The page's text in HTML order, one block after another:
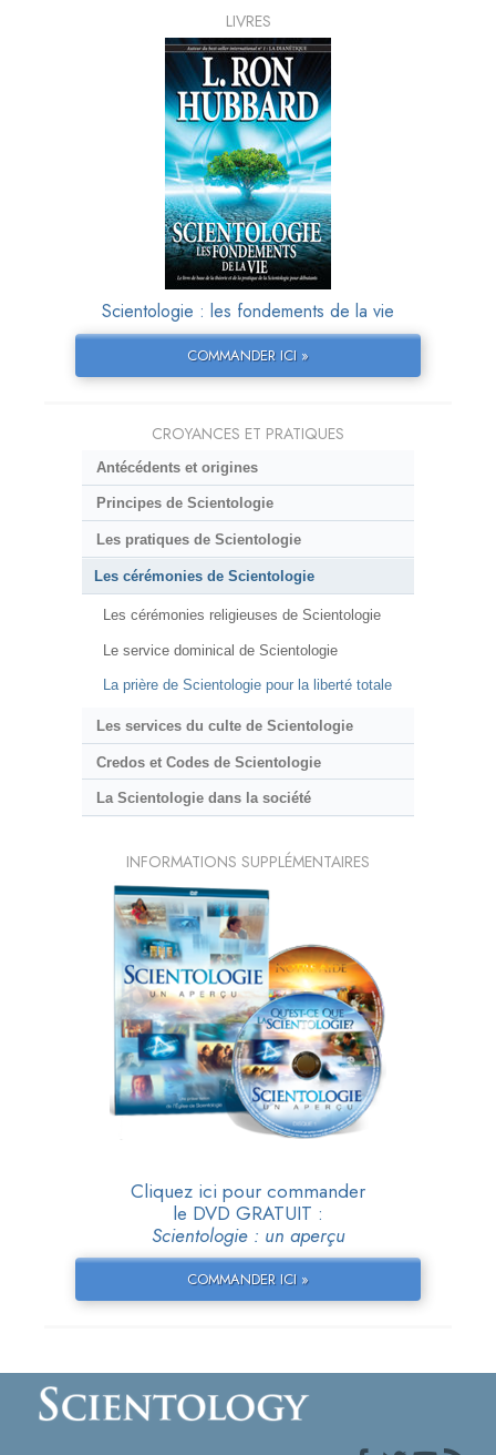
LIVRES
Scientologie : les fondements de la vie
COMMANDER ICI »
CROYANCES ET PRATIQUES
Antécédents et origines
Principes de Scientologie
Les pratiques de Scientologie
Les cérémonies de Scientologie
Les cérémonies religieuses de Scientologie
Le service dominical de Scientologie
La prière de Scientologie pour la liberté totale
Les services du culte de Scientologie
Credos et Codes de Scientologie
La Scientologie dans la société
INFORMATIONS SUPPLÉMENTAIRES
Cliquez ici pour commander
le DVD GRATUIT :
Scientologie : un aperçu
COMMANDER ICI »